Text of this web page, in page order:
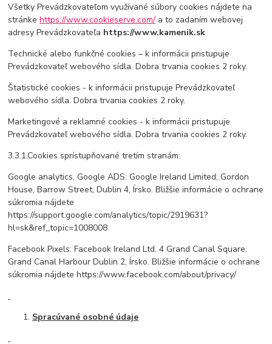
Všetky Prevádzkovateľom využívané súbory cookies nájdete na
stránkehttps://www.cookieserve.com/ a to zadaním webovej
adresy Prevádzkovateľa https://www.kamenik.sk
Technické alebo funkčné cookies – k informácii pristupuje
Prevádzkovateľ webového sídla. Dobra trvania cookies 2 roky.
Štatistické cookies - k informácii pristupuje Prevádzkovateľ
webového sídla. Dobra trvania cookies 2 roky.
Marketingové a reklamné cookies - k informácii pristupuje
Prevádzkovateľ webového sídla. Dobra trvania cookies 2 roky.
3.3.1.Cookies sprístupňované tretím stranám:
Google analytics, Google ADS: Google Ireland Limited, Gordon
House, Barrow Street, Dublin 4, Írsko. Bližšie informácie o ochrane
súkromia nájdete
https://support.google.com/analytics/topic/2919631?
hl=sk&ref_topic=1008008
Facebook Pixels: Facebook Ireland Ltd. 4 Grand Canal Square,
Grand Canal Harbour Dublin 2, Írsko. Bližšie informácie o ochrane
súkromia nájdete https://www.facebook.com/about/privacy/
Spracúvané osobné údaje